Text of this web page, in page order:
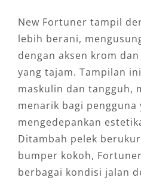
New Fortuner tampil
lebih berani,
dengan aksen krom
yang tajam. Tampilan
maskulin dan tangguh,
menarik bagi pengguna
mengedepankan
Ditambah pelek
bumper kokoh,
berbagai kondisi jalan